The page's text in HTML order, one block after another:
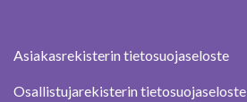
Asiakasrekisterin tietosuojaseloste
Osallistujarekisterin tietosuojaseloste